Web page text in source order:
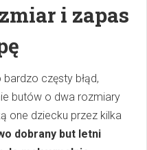
i zapas
częsty błąd,
butów o dwa rozmiary
one dziecku przez kilka
dobrany but letni